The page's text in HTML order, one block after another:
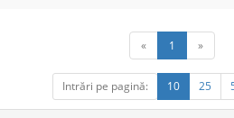
« 1 »
Intrări pe pagină: 10 25